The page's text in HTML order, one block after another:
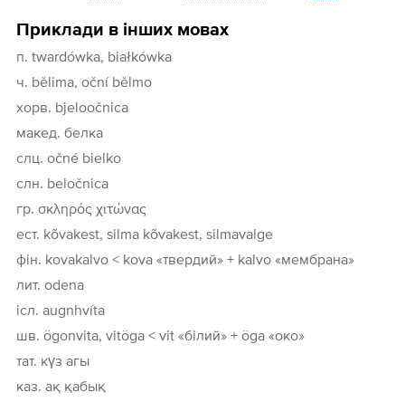
Приклади в інших мовах
п. twardówka, białkówka
ч. bělima, oční bělmo
хорв. bjeloočnica
макед. белка
слц. očné bielko
слн. beločnica
гр. σκληρός χιτώνας
ест. kõvakest, silma kõvakest, silmavalge
фін. kovakalvo < kova «твердий» +‎ kalvo «мембрана»
лит. odena
ісл. augnhvíta
шв. ögonvita, vitöga < vit «білий» +‎ öga «око»
тат. күз агы
каз. ақ қабық